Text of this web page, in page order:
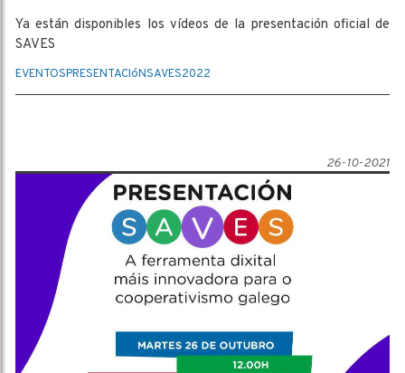
Ya están disponibles los vídeos de la presentación oficial de
SAVES
EVENTOSPRESENTACIóNSAVES2022
26-10-2021